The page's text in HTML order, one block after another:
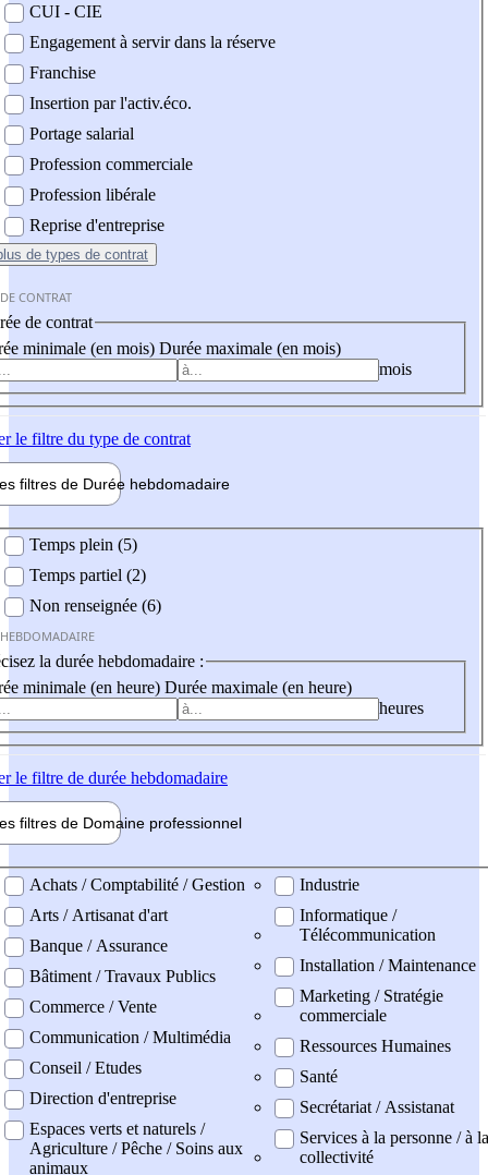
CUI - CIE
Engagement à servir dans la réserve
Franchise
Insertion par l'activ.éco.
Portage salarial
Profession commerciale
Profession libérale
Reprise d'entreprise
de types de contrat
CONTRAT
de contrat
minimale (en mois) Durée maximale (en mois)
mois
le filtre du type de contrat
filtres de Durée hebdomadaire
Temps plein (5)
Temps partiel (2)
Non renseignée (6)
la durée hebdomadaire :
minimale (en heure) Durée maximale (en heure)
heures
le filtre de durée hebdomadaire
filtres de Domaine professionnel
professionel
Achats / Comptabilité / Gestion
Arts / Artisanat d'art
Banque / Assurance
Bâtiment / Travaux Publics
Commerce / Vente
Communication / Multimédia
Conseil / Etudes
Direction d'entreprise
Espaces verts et naturels /
Agriculture / Pêche / Soins aux
animaux
Industrie
Informatique /
Télécommunication
Installation / Maintenance
Marketing / Stratégie
commerciale
Ressources Humaines
Santé
Secrétariat / Assistanat
Services à la personne / à la
collectivité